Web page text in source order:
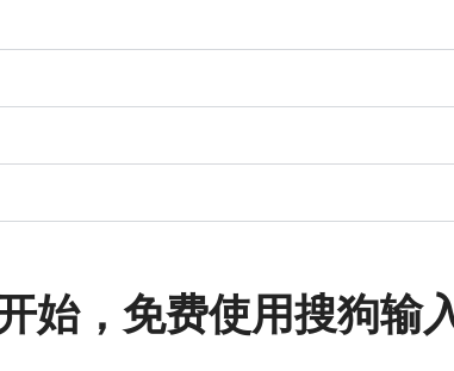
始，免费使用搜狗输